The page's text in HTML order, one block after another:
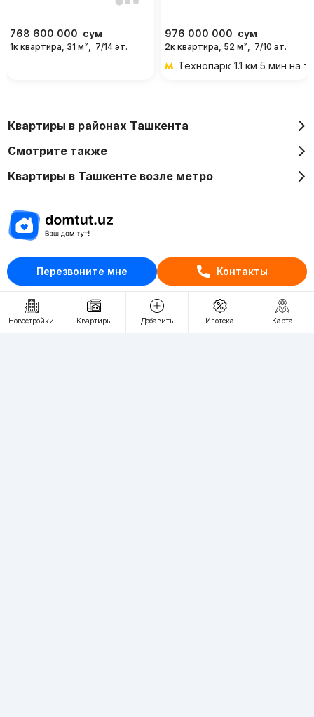
Перезвоните мне Контакты
768 600 000 сум
1к квартира, 31 м², 7/14 эт.
976 000 000 сум
2к квартира, 52 м², 7/10 эт.
Технопарк 1.1 км 5 мин на
Новостройки Квартиры Добавить Ипотека Карта
Квартиры в районах Ташкента
Смотрите также
Квартиры в Ташкенте возле метро
Отдел рекламы
+998 (78) 113-20-86
+998 (93) 390-30-10
Пн-Пт. С 9:30 до 18:00